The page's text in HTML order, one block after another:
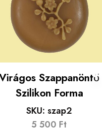
Szappanöntő
Szilikon Forma
SKU: szap2
5 500 Ft